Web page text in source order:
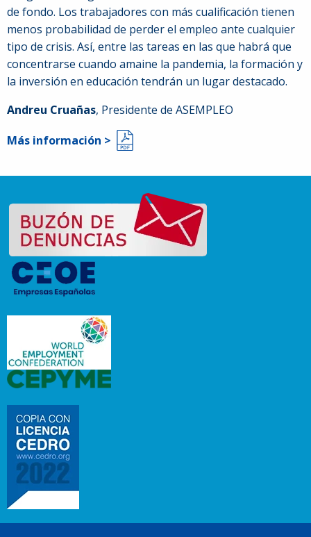
de fondo. Los trabajadores con más cualificación tienen
menos probabilidad de perder el empleo ante cualquier
tipo de crisis. Así, entre las tareas en las que habrá que
concentrarse cuando amaine la pandemia, la formación y
la inversión en educación tendrán un lugar destacado.
Andreu Cruañas, Presidente de ASEMPLEO
Más información >